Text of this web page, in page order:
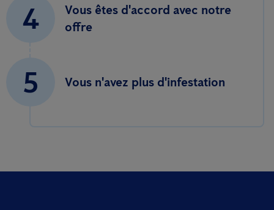
4
Vous êtes d'accord avec notre
offre
5 Vous n'avez plus d'infestation